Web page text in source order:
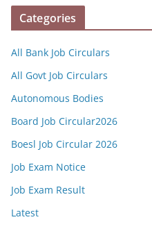
Categories
All Bank Job Circulars
All Govt Job Circulars
Autonomous Bodies
Board Job Circular2026
Boesl Job Circular 2026
Job Exam Notice
Job Exam Result
Latest